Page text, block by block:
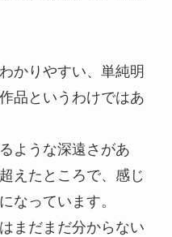
かりやすい、単純明
品というわけではあ
ような深遠さがあ
えたところで、感じ
なっています。
まだまだ分からない